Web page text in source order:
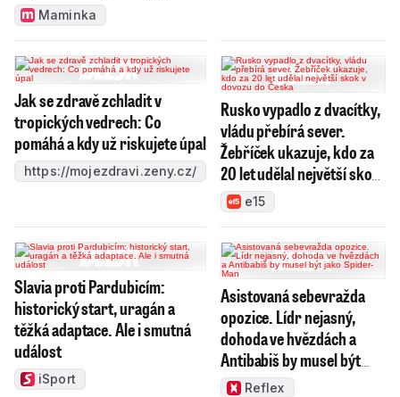
Maminka
Jak se zdravě zchladit v
tropických vedrech: Co
pomáhá a kdy už riskujete úpal
https://mojezdravi.zeny.cz/
Rusko vypadlo z dvacítky,
vládu přebírá sever.
Žebříček ukazuje, kdo za
20 let udělal největší skok
v dovozu do Česka
e15
Slavia proti Pardubicím:
historický start, uragán a
těžká adaptace. Ale i smutná
událost
iSport
Asistovaná sebevražda
opozice. Lídr nejasný,
dohoda ve hvězdách a
Antibabiš by musel být
jako Spider-Man
Reflex